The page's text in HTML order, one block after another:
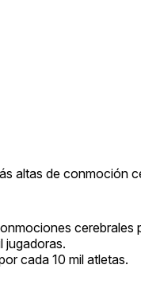
altas de conmoción
cerebrales
jugadoras.
cada 10 mil atletas.